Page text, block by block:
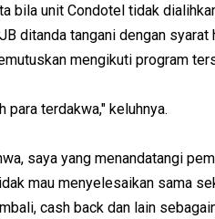
bila unit Condotel tidak
ditanda tangani dengan syarat
mengikuti program
para terdakwa," keluhnya.
saya yang menandatangi
mau menyelesaikan sama
cash back dan lain